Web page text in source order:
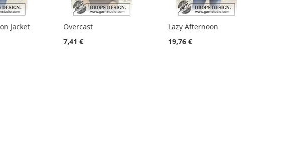
Jacket
Overcast
7,41 €
Lazy Afternoon
19,76 €